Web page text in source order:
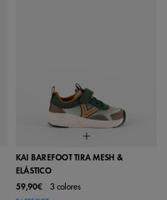
KAI BAREFOOT TIRA MESH &
ELÁSTICO
59,90€
3 colores